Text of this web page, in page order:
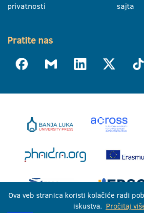
privatnosti
sajta
Pratite nas
Ova veb stranica koristi kolačiće radi
iskustva. Pročitaj